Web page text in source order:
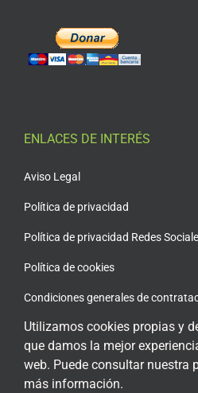
ENLACES DE INTERÉS
Aviso Legal
Política de privacidad
Política de privacidad Redes
Política de cookies
Condiciones generales de
Acceso plataforma de
Utilizamos cookies propias y
que damos la mejor
web. Puede consultar nuestra
más información.